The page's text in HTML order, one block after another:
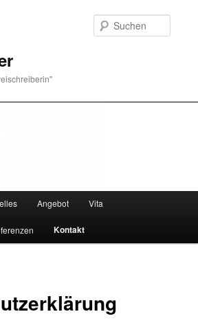
wechseln
Angebot Vita
Kontakt